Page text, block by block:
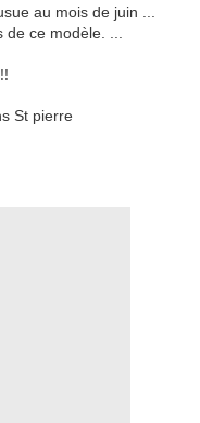
au mois de juin ...
ce modèle. ...
St pierre